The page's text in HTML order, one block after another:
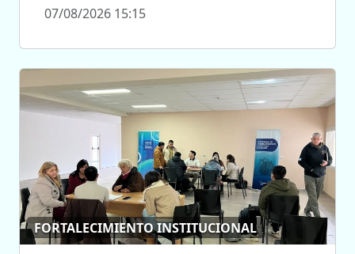
07/08/2026 15:15
FORTALECIMIENTO INSTITUCIONAL